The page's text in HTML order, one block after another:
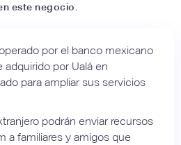
este negocio.
por el banco mexicano
adquirido por Ualá en
para ampliar sus servicios
podrán enviar recursos
a familiares y amigos que